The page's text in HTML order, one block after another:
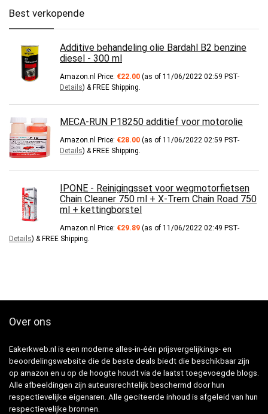
Best verkopende
Additive behandeling olie Bardahl B2 benzine
diesel - 300 ml
Amazon.nl Price: €22.00 (as of 11/06/2022 02:59 PST-
Details) & FREE Shipping.
MECA-RUN P18250 additief voor motorolie
Amazon.nl Price: €28.00 (as of 11/06/2022 02:59 PST-
Details) & FREE Shipping.
IPONE - Reinigingsset voor wegmotorfietsen
Chain Cleaner 750 ml + X-Trem Chain Road 750
ml + kettingborstel
Amazon.nl Price: €29.89 (as of 11/06/2022 02:49 PST-
Details) & FREE Shipping.
Over ons
Eakerkweb.nl is een moderne alles-in-één prijsvergelijkings- en
beoordelingswebsite die de beste deals biedt die beschikbaar zijn
op amazon en u op de hoogte houdt via de laatst toegevoegde blogs.
Alle afbeeldingen zijn auteursrechtelijk beschermd door hun
respectievelijke eigenaren. Alle geciteerde inhoud is afgeleid van hun
respectievelijke bronnen.